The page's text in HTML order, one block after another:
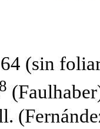
(sin
8